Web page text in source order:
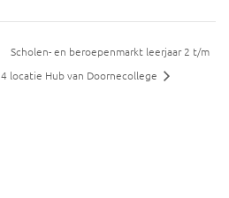
Scholen- en beroepenmarkt leerjaar 2 t/m
4 locatie Hub van Doornecollege